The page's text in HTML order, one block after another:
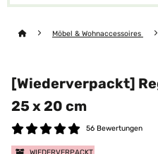
Möbel & Wohnaccessoires
[Wiederverpackt]
25 x 20 cm
56 Bewertungen